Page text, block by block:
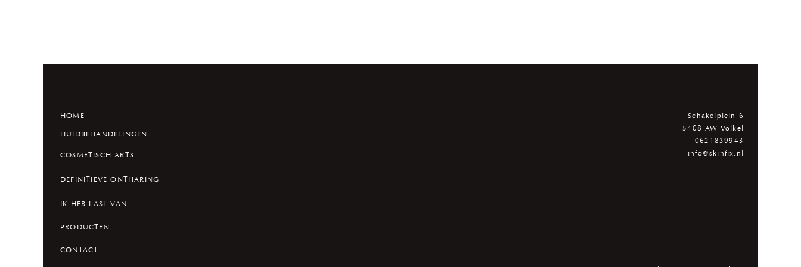
HOME
HUIDBEHANDELINGEN
COSMETISCH ARTS
DEFINITIEVE ONTHARING
IK HEB LAST VAN
PRODUCTEN
CONTACT
Schakelplein 6
5408 AW Volkel
0621839943
info@skinfix.nl